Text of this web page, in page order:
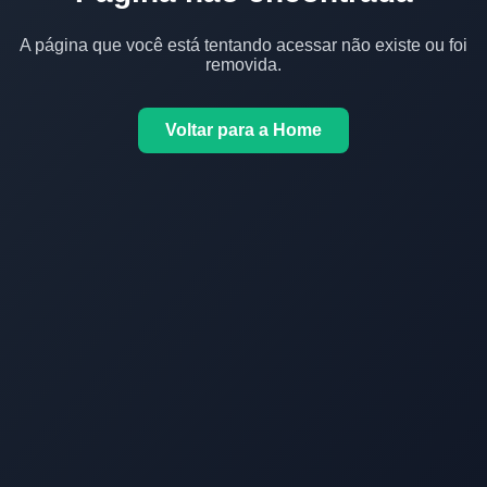
A página que você está tentando acessar não existe ou foi
removida.
Voltar para a Home